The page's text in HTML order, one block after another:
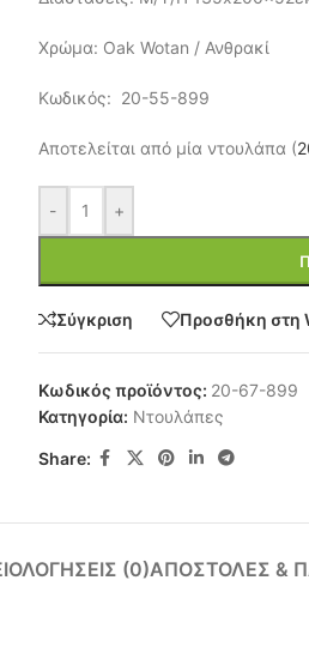
Χρώμα: Oak Wotan / Ανθρακί
Κωδικός: 20-55-899
Αποτελείται από μία ντουλάπα (
- +
Σύγκριση Προσθήκη στη
Κωδικός προϊόντος: 20-67-899
Κατηγορία: Ντουλάπες
Share:
(0)ΑΠΟΣΤΟΛΈΣ &